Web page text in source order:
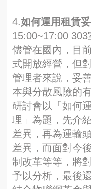
4.如何運用租賃
15:00~17:00 303
儘管在國內，目
式開放經營，但
管理者來說，妥
本與分散風險的
研討會以「如何
理」為題，先介
差異，再為運輸
差異，而面對今
制改革等等，將
予以分析，最後